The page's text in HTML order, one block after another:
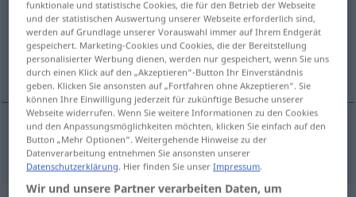
Übersicht aller Übersetzungen
(Für mehr Details die Übersetzung anklicken/antippen)
必ず
必ず[kanarazu] sicherlich
funktionale und statistische Cookies, die für den Betrieb der Webseite
und der statistischen Auswertung unserer Webseite erforderlich sind,
werden auf Grundlage unserer Vorauswahl immer auf Ihrem Endgerät
gespeichert. Marketing-Cookies und Cookies, die der Bereitstellung
personalisierter Werbung dienen, werden nur gespeichert, wenn Sie uns
durch einen Klick auf den „Akzeptieren“-Button Ihr Einverständnis
geben. Klicken Sie ansonsten auf „Fortfahren ohne Akzeptieren“. Sie
können Ihre Einwilligung jederzeit für zukünftige Besuche unserer
Webseite widerrufen. Wenn Sie weitere Informationen zu den Cookies
und den Anpassungsmöglichkeiten möchten, klicken Sie einfach auf den
Button „Mehr Optionen“. Weitergehende Hinweise zu der
Datenverarbeitung entnehmen Sie ansonsten unserer
Datenschutzerklärung. Hier finden Sie unserImpressum.
Wir und unsere Partner verarbeiten Daten, um